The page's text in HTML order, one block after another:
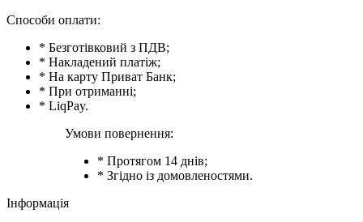
Способи оплати:
* Безготівковий з ПДВ;
* Накладений платіж;
* На карту Приват Банк;
* При отриманні;
* LiqPay.
Умови повернення:
* Протягом 14 днів;
* Згідно із домовленостями.
Інформація